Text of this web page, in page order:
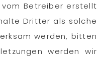
Betreiber erstellt
Dritter als solche
werden, bitten
werden wir